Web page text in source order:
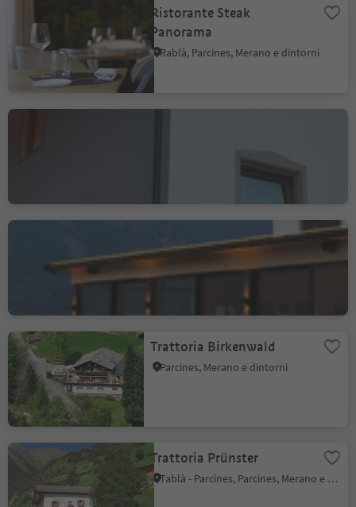
Ristorante Steak
Panorama
Rablà, Parcines, Merano e dintorni
Trattoria Niederhof
Quadrato, Parcines, Merano e dintorni
Trattoria Birkenwald
Parcines, Merano e dintorni
Trattoria Prünster
Tablà - Parcines, Parcines, Merano e dintorni